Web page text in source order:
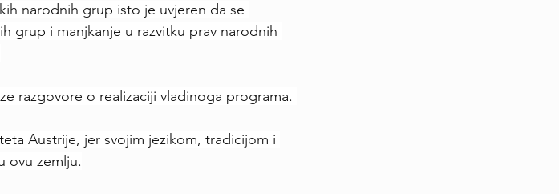
narodnih grup isto je uvjeren da se
grup i manjkanje u razvitku prav narodnih
razgovore o realizaciji vladinoga programa.
Austrije, jer svojim jezikom, tradicijom i
ovu zemlju.